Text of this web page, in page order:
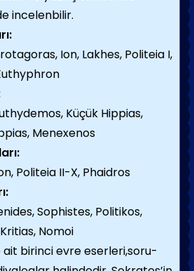
incelenbilir.
Ion, Lakhes, Politeia I,
Küçük Hippias,
Menexenos
Politeia II-X, Phaidros
Sophistes, Politikos,
Nomoi
birinci evre eserleri,soru-